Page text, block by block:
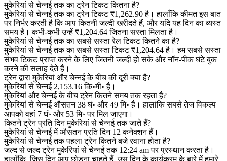
मुकेरियां से चेन्नई तक का ट्रेन टिकट कितना है?
मुकेरियां से चेन्नई तक का ट्रेन टिकट ₹1,262.90 है। हालाँकि कीमत इस बात
पर निर्भर करती है कि आप कितनी जल्दी खरीदते हैं, और यदि यह दिन का व्यस्त
समय है। कभी-कभी उन्हें ₹1,204.64 जितना सस्ता मिलता है।
मुकेरियां से चेन्नई तक का सबसे सस्ता रेल टिकट कितने का है?
मुकेरियां से चेन्नई तक का सबसे सस्ता टिकट ₹1,204.64 है। हम सबसे सस्ता
संभव टिकट प्राप्त करने के लिए जितनी जल्दी हो सके और नॉन-पीक घंटे बुक
करने की सलाह देते हैं।
ट्रेन द्वारा मुकेरियां और चेन्नई के बीच की दूरी क्या है?
मुकेरियां से चेन्नई 2,153.16 कि॰मी॰ है।
मुकेरियां और चेन्नई के बीच ट्रेन कितने समय तक रहता है?
मुकेरियां से चेन्नई औसतन 38 घं॰ और 49 मि॰ है। हालांकि सबसे तेज विकल्प
आपको वहां 7 घं॰ और 53 मि॰ पर मिल जाएगा।
कितने ट्रेन प्रति दिन मुकेरियां से चेन्नई तक जाते हैं?
मुकेरियां से चेन्नई में औसतन प्रति दिन 12 कनेक्शन हैं।
मुकेरियां से चेन्नई तक पहला ट्रेन कितने बजे रवाना होता है?
जल्द से जल्द ट्रेन मुकेरियां से चेन्नई तक 12:24 am पर प्रस्थान करता है।